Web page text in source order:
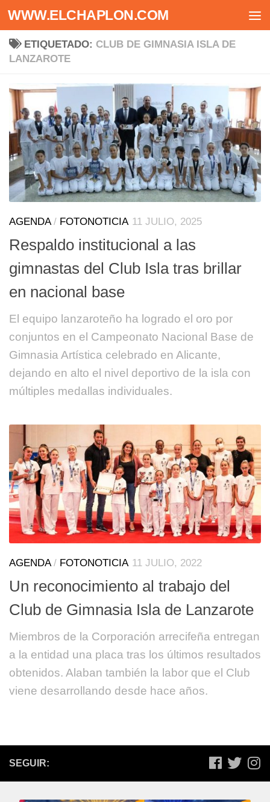
Saltar al contenido
WWW.ELCHAPLON.COM
ETIQUETADO: CLUB DE GIMNASIA ISLA DE
LANZAROTE
AGENDA/ FOTONOTICIA 11 JULIO, 2025
Respaldo institucional a las
gimnastas del Club Isla tras brillar
en nacional base
El equipo lanzaroteño ha logrado el oro por
conjuntos en el Campeonato Nacional Base de
Gimnasia Artística celebrado en Alicante,
dejando en alto el nivel deportivo de la isla con
múltiples medallas individuales.
AGENDA/ FOTONOTICIA 11 JULIO, 2022
Un reconocimiento al trabajo del
Club de Gimnasia Isla de Lanzarote
Miembros de la Corporación arrecifeña entregan
a la entidad una placa tras los últimos resultados
obtenidos. Alaban también la labor que el Club
viene desarrollando desde hace años.
SEGUIR: